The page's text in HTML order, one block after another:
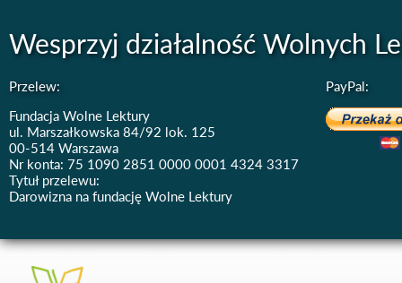
Wesprzyj działalność Wolnych
Przelew:
Fundacja Wolne Lektury
ul. Marszałkowska 84/92 lok. 125
00-514 Warszawa
Nr konta: 75 1090 2851 0000 0001 4324 3317
Tytuł przelewu:
Darowizna na fundację Wolne Lektury
PayPal: